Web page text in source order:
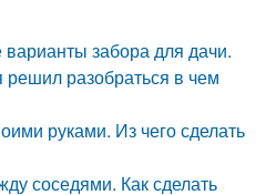
забора для дачи.
решил разобраться в чем
руками. Из чего сделать
соседями. Как сделать